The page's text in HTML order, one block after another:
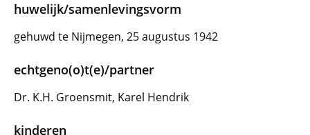
huwelijk/samenlevingsvorm
gehuwd te Nijmegen, 25 augustus 1942
echtgeno(o)t(e)/partner
Dr. K.H. Groensmit, Karel Hendrik
kinderen